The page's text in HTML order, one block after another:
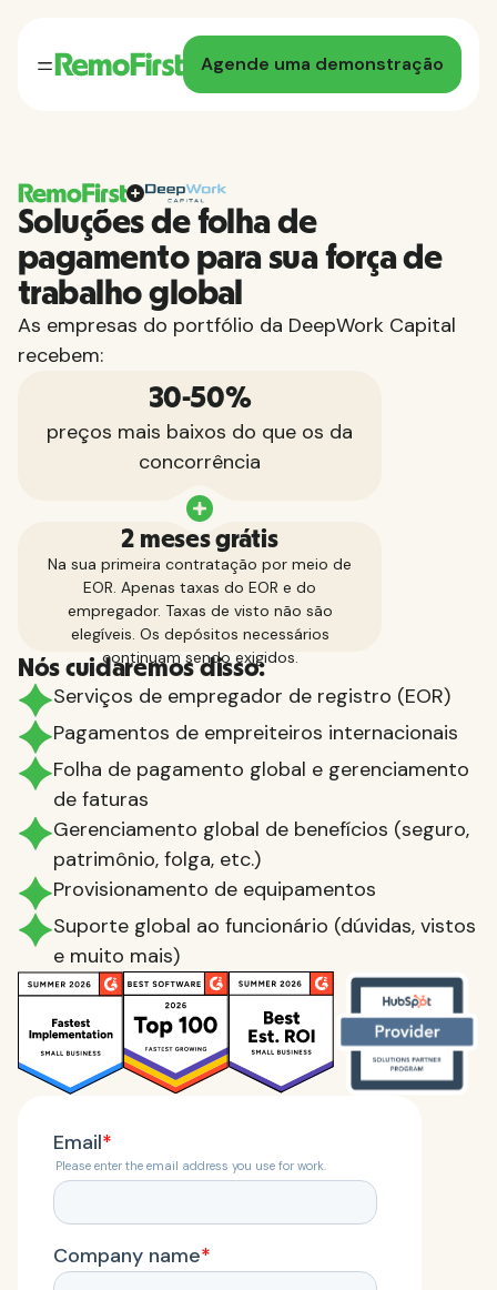
Agende uma demonstração
Soluções de folha de
pagamento para sua força de
trabalho global
As empresas do portfólio da DeepWork Capital
recebem:
30-50%
preços mais baixos do que os da
concorrência
2 meses grátis
Na sua primeira contratação por meio de
EOR. Apenas taxas do EOR e do
empregador. Taxas de visto não são
elegíveis. Os depósitos necessários
continuam sendo exigidos.
Nós cuidaremos disso:
Serviços de empregador de registro (EOR)
Pagamentos de empreiteiros internacionais
Folha de pagamento global e gerenciamento
de faturas
Gerenciamento global de benefícios (seguro,
patrimônio, folga, etc.)
Provisionamento de equipamentos
Suporte global ao funcionário (dúvidas, vistos
e muito mais)